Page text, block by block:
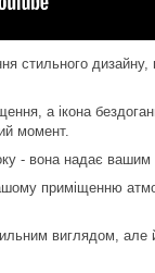
стильного
а ікона
момент.
- вона надає
приміщенню
виглядом,